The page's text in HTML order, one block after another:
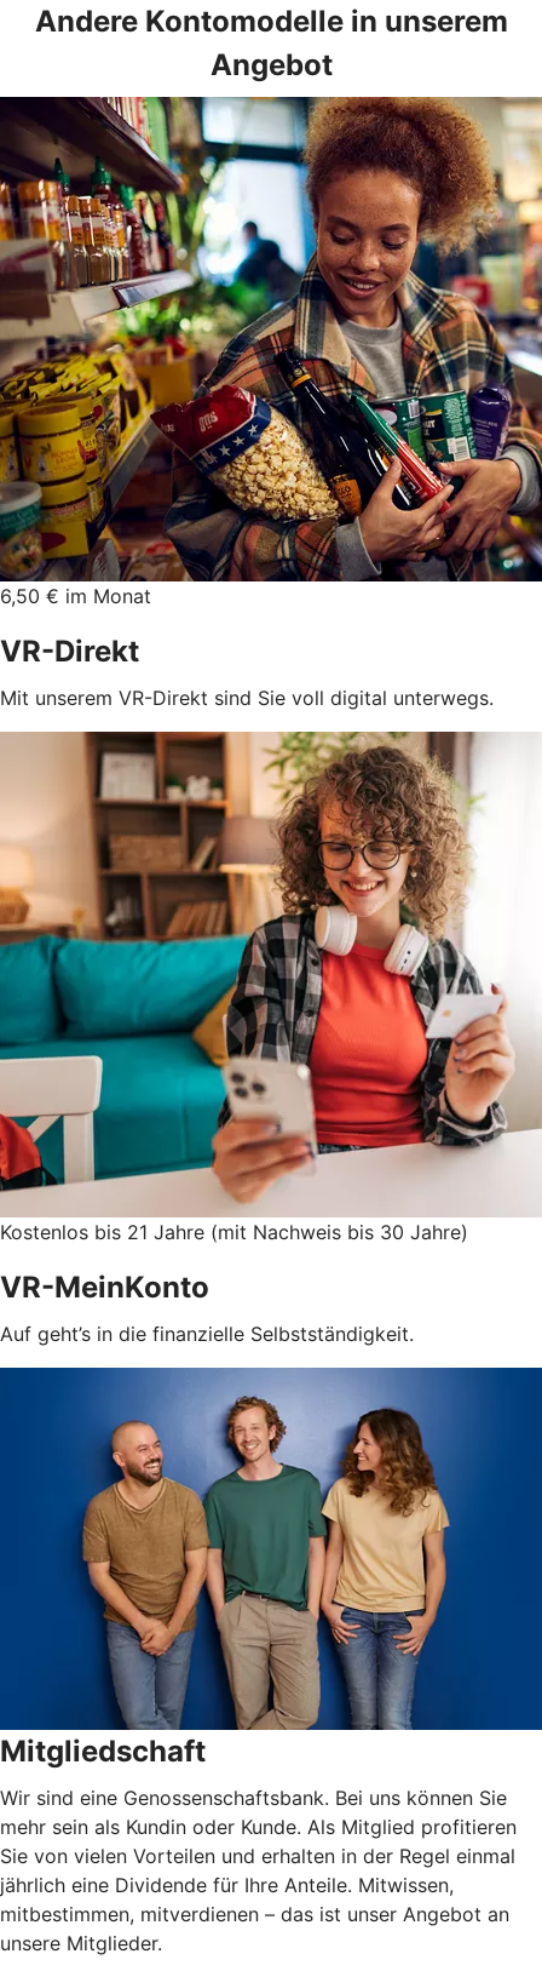
Andere Kontomodelle in unserem
Angebot
6,50 € im Monat
VR-Direkt
Mit unserem VR-Direkt sind Sie voll digital unterwegs.
Kostenlos bis 21 Jahre (mit Nachweis bis 30 Jahre)
VR-MeinKonto
Auf geht’s in die finanzielle Selbstständigkeit.
Mitgliedschaft
Wir sind eine Genossenschaftsbank. Bei uns können Sie
mehr sein als Kundin oder Kunde. Als Mitglied profitieren
Sie von vielen Vorteilen und erhalten in der Regel einmal
jährlich eine Dividende für Ihre Anteile. Mitwissen,
mitbestimmen, mitverdienen – das ist unser Angebot an
unsere Mitglieder.